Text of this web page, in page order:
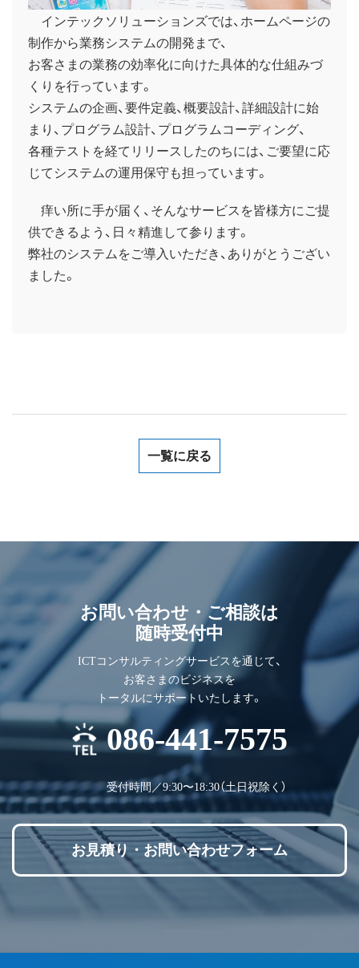
インテックソリューションズでは、ホームページの
制作から業務システムの開発まで、
お客さまの業務の効率化に向けた具体的な仕組みづ
くりを行っています。
システムの企画、要件定義、概要設計、詳細設計に始
まり、プログラム設計、プログラムコーディング、
各種テストを経てリリースしたのちには、ご要望に応
じてシステムの運用保守も担っています。
痒い所に手が届く、そんなサービスを皆様方にご提
供できるよう、日々精進して参ります。
弊社のシステムをご導入いただき、ありがとうござい
ました。
一覧に戻る
お問い合わせ・ご相談は
随時受付中
ICTコンサルティングサービスを通じて、
お客さまのビジネスを
トータルにサポートいたします。
086-441-7575
受付時間／9:30〜18:30（土日祝除く）
お見積り・お問い合わせフォーム